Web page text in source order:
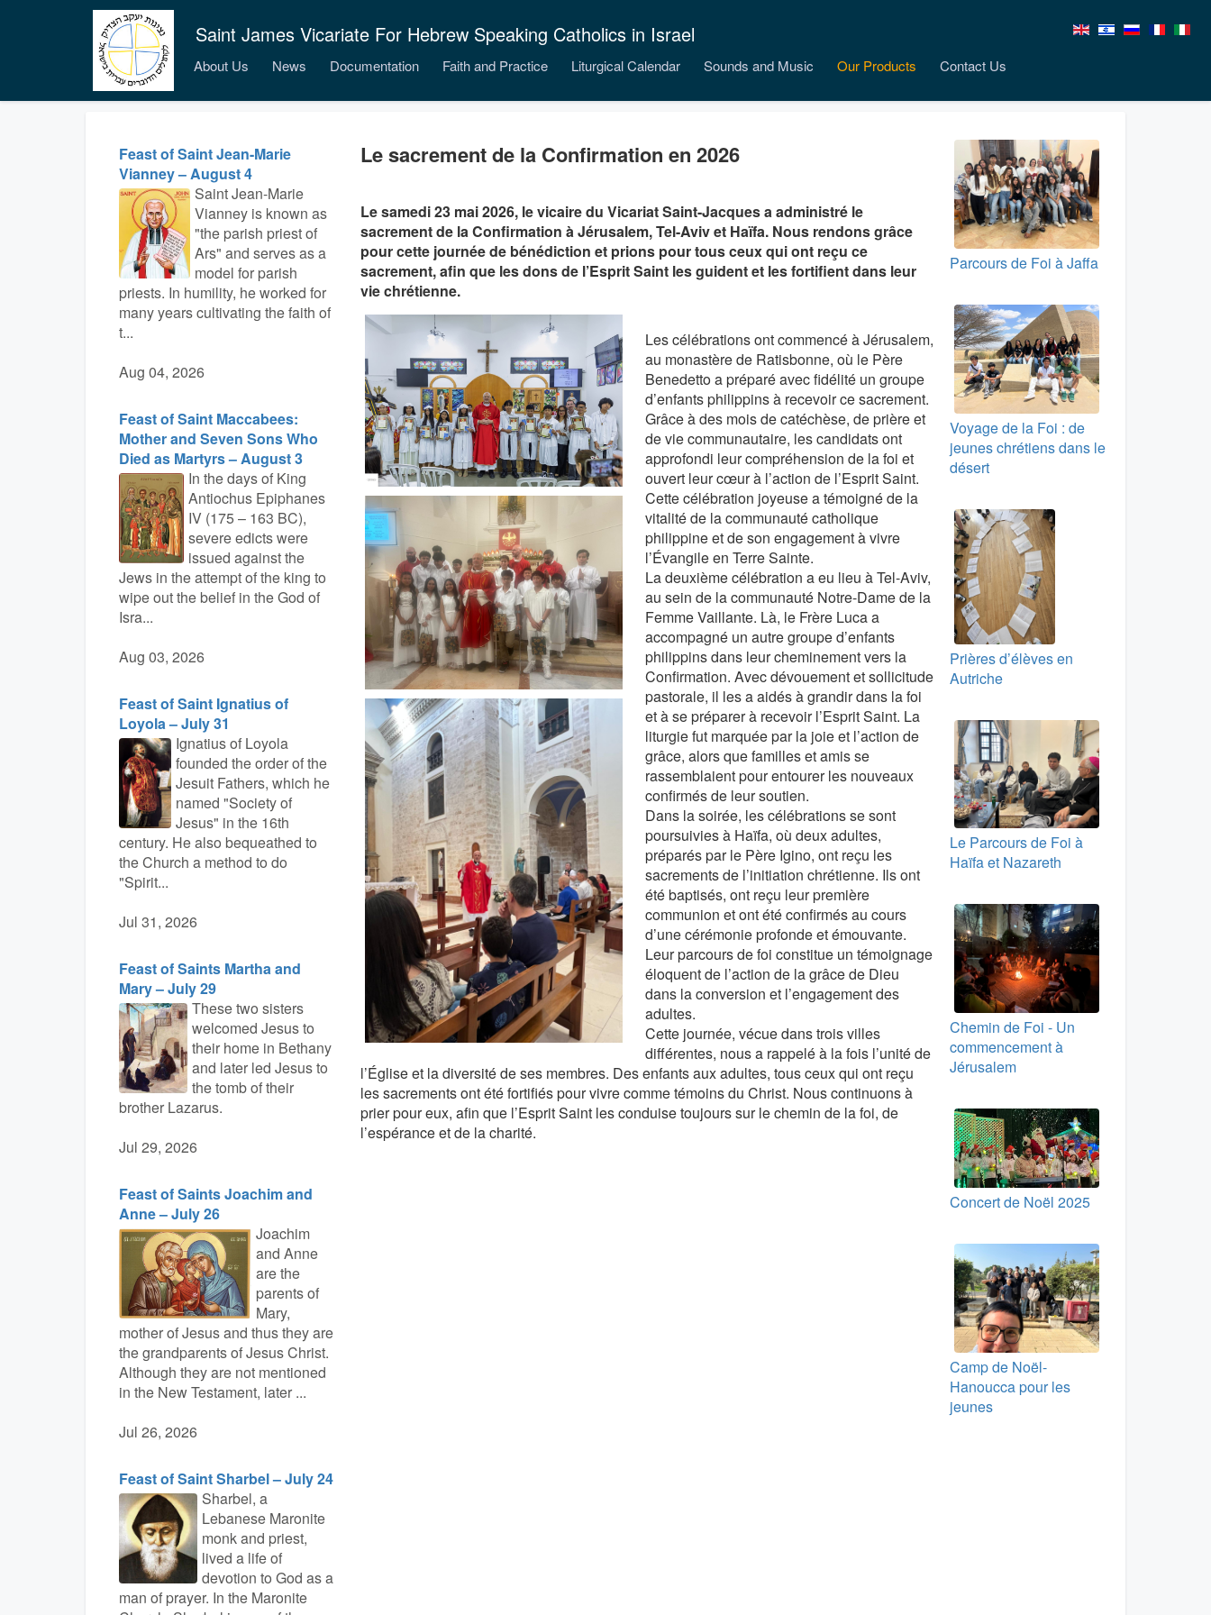
Saint James Vicariate For Hebrew Speaking Catholics in Israel
About Us News Documentation Faith and Practice Liturgical Calendar Sounds and Music Our Products Contact Us
Feast of Saint Jean-Marie
Vianney – August 4
Saint Jean-Marie
Vianney is known as
"the parish priest of
Ars" and serves as a
model for parish
priests. In humility, he worked for
many years cultivating the faith of
t...
Aug 04, 2026
Feast of Saint Maccabees:
Mother and Seven Sons Who
Died as Martyrs – August 3
In the days of King
Antiochus Epiphanes
IV (175 – 163 BC),
severe edicts were
issued against the
Jews in the attempt of the king to
wipe out the belief in the God of
Isra...
Aug 03, 2026
Feast of Saint Ignatius of
Loyola – July 31
Ignatius of Loyola
founded the order of the
Jesuit Fathers, which he
named "Society of
Jesus" in the 16th
century. He also bequeathed to
the Church a method to do
"Spirit...
Jul 31, 2026
Feast of Saints Martha and
Mary – July 29
These two sisters
welcomed Jesus to
their home in Bethany
and later led Jesus to
the tomb of their
brother Lazarus.
Jul 29, 2026
Feast of Saints Joachim and
Anne – July 26
Joachim
and Anne
are the
parents of
Mary,
mother of Jesus and thus they are
the grandparents of Jesus Christ.
Although they are not mentioned
in the New Testament, later ...
Jul 26, 2026
Feast of Saint Sharbel – July 24
Sharbel, a
Lebanese Maronite
monk and priest,
lived a life of
devotion to God as a
man of prayer. In the Maronite
Le sacrement de la Confirmation en 2026
Le samedi 23 mai 2026, le vicaire du Vicariat Saint-Jacques a administré le
sacrement de la Confirmation à Jérusalem, Tel-Aviv et Haïfa. Nous rendons grâce
pour cette journée de bénédiction et prions pour tous ceux qui ont reçu ce
sacrement, afin que les dons de l’Esprit Saint les guident et les fortifient dans leur
vie chrétienne.
Les célébrations ont commencé à Jérusalem,
au monastère de Ratisbonne, où le Père
Benedetto a préparé avec fidélité un groupe
d’enfants philippins à recevoir ce sacrement.
Grâce à des mois de catéchèse, de prière et
de vie communautaire, les candidats ont
approfondi leur compréhension de la foi et
ouvert leur cœur à l’action de l’Esprit Saint.
Cette célébration joyeuse a témoigné de la
vitalité de la communauté catholique
philippine et de son engagement à vivre
l’Évangile en Terre Sainte.
La deuxième célébration a eu lieu à Tel-Aviv,
au sein de la communauté Notre-Dame de la
Femme Vaillante. Là, le Frère Luca a
accompagné un autre groupe d’enfants
philippins dans leur cheminement vers la
Confirmation. Avec dévouement et sollicitude
pastorale, il les a aidés à grandir dans la foi
et à se préparer à recevoir l’Esprit Saint. La
liturgie fut marquée par la joie et l’action de
grâce, alors que familles et amis se
rassemblaient pour entourer les nouveaux
confirmés de leur soutien.
Dans la soirée, les célébrations se sont
poursuivies à Haïfa, où deux adultes,
préparés par le Père Igino, ont reçu les
sacrements de l’initiation chrétienne. Ils ont
été baptisés, ont reçu leur première
communion et ont été confirmés au cours
d’une cérémonie profonde et émouvante.
Leur parcours de foi constitue un témoignage
éloquent de l’action de la grâce de Dieu
dans la conversion et l’engagement des
adultes.
Cette journée, vécue dans trois villes
différentes, nous a rappelé à la fois l’unité de
l’Église et la diversité de ses membres. Des enfants aux adultes, tous ceux qui ont reçu
les sacrements ont été fortifiés pour vivre comme témoins du Christ. Nous continuons à
prier pour eux, afin que l’Esprit Saint les conduise toujours sur le chemin de la foi, de
l’espérance et de la charité.
Parcours de Foi à Jaffa
Voyage de la Foi : de
jeunes chrétiens dans le
désert
Prières d’élèves en
Autriche
Le Parcours de Foi à
Haïfa et Nazareth
Chemin de Foi - Un
commencement à
Jérusalem
Concert de Noël 2025
Camp de Noël-
Hanoucca pour les
jeunes